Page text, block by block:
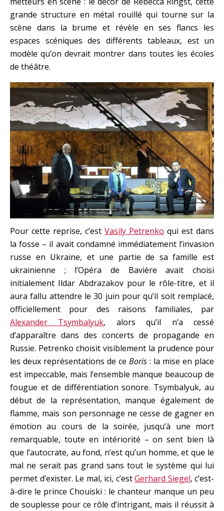
grande structure en métal rouillé qui tourne sur la
scène dans la brume et révèle en ses flancs les
espaces scéniques des différents tableaux, est un
modèle qu’on devrait montrer dans toutes les écoles
de théâtre.
Pour cette reprise, c’est Vasily Petrenko qui est dans
la fosse – il avait condamné immédiatement l’invasion
russe en Ukraine, et une partie de sa famille est
ukrainienne ; l’Opéra de Bavière avait choisi
initialement Ildar Abdrazakov pour le rôle-titre, et il
aura fallu attendre le 30 juin pour qu’il soit remplacé,
officiellement pour des raisons familiales, par
Alexander Tsymbalyuk, alors qu’il n’a cessé
d’apparaître dans des concerts de propagande en
Russie. Petrenko choisit visiblement la prudence pour
les deux représentations de ce Boris : la mise en place
est impeccable, mais l’ensemble manque beaucoup de
fougue et de différentiation sonore. Tsymbalyuk, au
début de la représentation, manque également de
flamme, mais son personnage ne cesse de gagner en
émotion au cours de la soirée, jusqu’à une mort
remarquable, toute en intériorité – on sent bien là
que l’autocrate, au fond, n’est qu’un homme, et que le
mal ne serait pas grand sans tout le système qui lui
permet d’exister. Le mal, ici, c’estGerhard Siegel, c’est-
à-dire le prince Chouiski : le chanteur manque un peu
de souplesse pour ce rôle d’intrigant, mais il réussit à